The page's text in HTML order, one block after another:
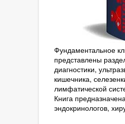
Фундаментальное
представлены
диагностики,
кишечника,
лимфатической
Книга
эндокринологов,